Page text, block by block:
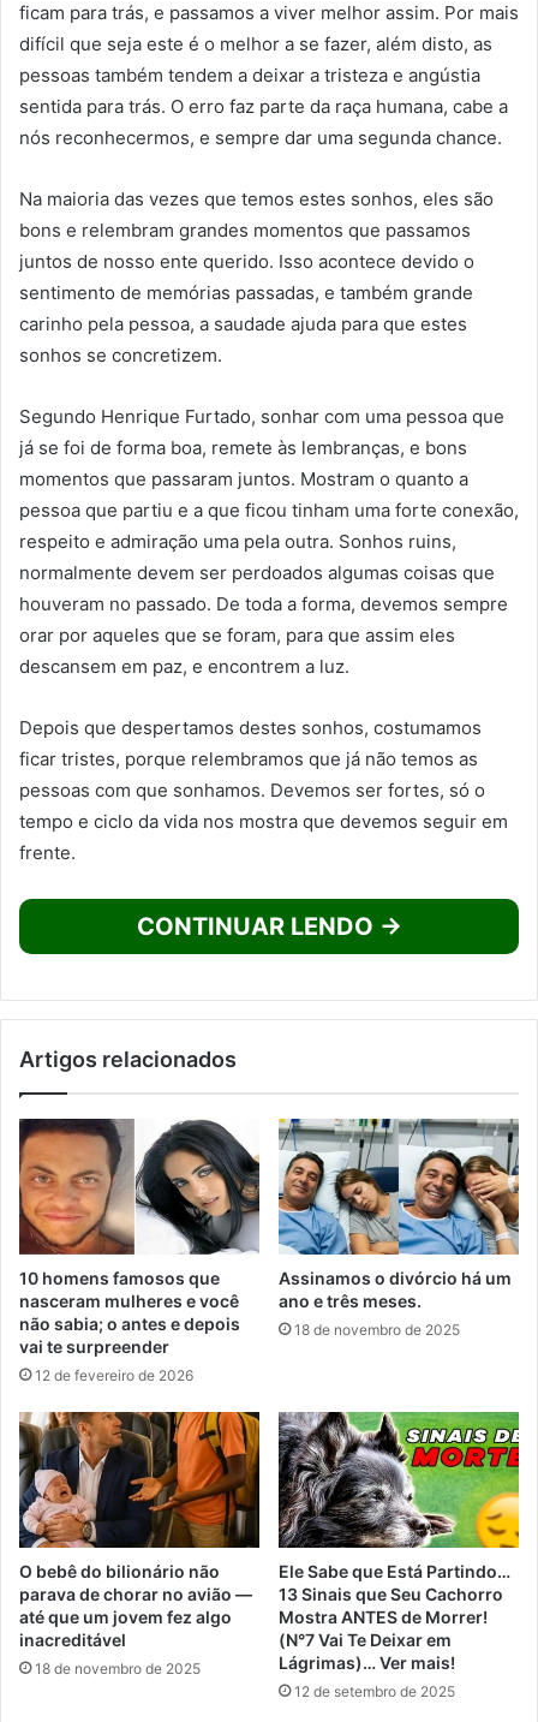
ficam para trás, e passamos a viver melhor assim. Por mais
difícil que seja este é o melhor a se fazer, além disto, as
pessoas também tendem a deixar a tristeza e angústia
sentida para trás. O erro faz parte da raça humana, cabe a
nós reconhecermos, e sempre dar uma segunda chance.
Na maioria das vezes que temos estes sonhos, eles são
bons e relembram grandes momentos que passamos
juntos de nosso ente querido. Isso acontece devido o
sentimento de memórias passadas, e também grande
carinho pela pessoa, a saudade ajuda para que estes
sonhos se concretizem.
Segundo Henrique Furtado, sonhar com uma pessoa que
já se foi de forma boa, remete às lembranças, e bons
momentos que passaram juntos. Mostram o quanto a
pessoa que partiu e a que ficou tinham uma forte conexão,
respeito e admiração uma pela outra. Sonhos ruins,
normalmente devem ser perdoados algumas coisas que
houveram no passado. De toda a forma, devemos sempre
orar por aqueles que se foram, para que assim eles
descansem em paz, e encontrem a luz.
Depois que despertamos destes sonhos, costumamos
ficar tristes, porque relembramos que já não temos as
pessoas com que sonhamos. Devemos ser fortes, só o
tempo e ciclo da vida nos mostra que devemos seguir em
frente.
CONTINUAR LENDO →
Artigos relacionados
10 homens famosos que
nasceram mulheres e você
não sabia; o antes e depois
vai te surpreender
12 de fevereiro de 2026
Assinamos o divórcio há um
ano e três meses.
18 de novembro de 2025
O bebê do bilionário não
parava de chorar no avião —
até que um jovem fez algo
inacreditável
18 de novembro de 2025
Ele Sabe que Está Partindo…
13 Sinais que Seu Cachorro
Mostra ANTES de Morrer!
(N°7 Vai Te Deixar em
Lágrimas)… Ver mais!
12 de setembro de 2025